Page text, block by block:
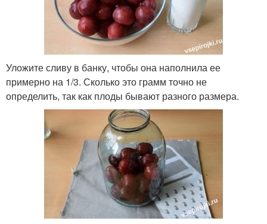
Уложите сливу в банку, чтобы она наполнила ее
примерно на 1/3. Сколько это грамм точно не
определить, так как плоды бывают разного размера.